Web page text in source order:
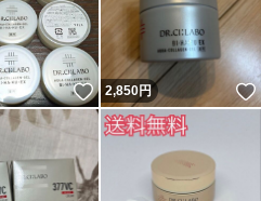
いいね！
2,850円